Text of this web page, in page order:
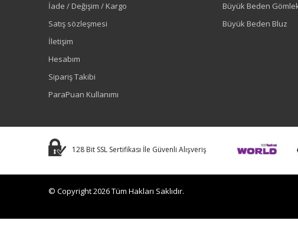
İade / Değişim / Kargo
Satış sözleşmesi
İletişim
Hesabım
Sipariş Takibi
ParaPuan Kullanımı
Büyük Beden
Büyük Beden Bluz
128 Bit SSL Sertifikası İle Güvenli Alışveriş
© Copyright 2026 Tüm Hakları Saklıdır.